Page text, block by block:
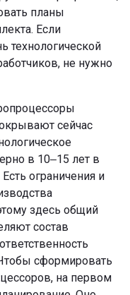
планы
Если
технологической
не нужно
сейчас
в 10‒15 лет в
ограничения и
здесь общий
состав
сформировать
на первом